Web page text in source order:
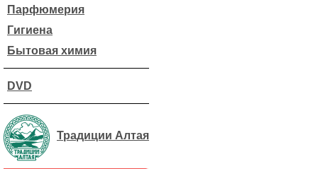
Парфюмерия
Гигиена
Бытовая химия
DVD
Традиции Алтая